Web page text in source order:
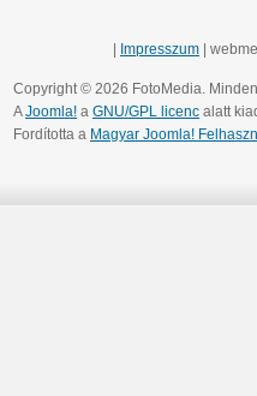
Impresszum |
Copyright © 2026 FotoMedia.
AJoomla! a GNU/GPL licenc alatt
Fordította a Magyar Joomla!